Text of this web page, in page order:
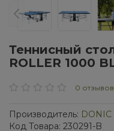
Теннисный
ROLLER 1000
0 отзывов
Производитель: DONIC
Код Товара: 230291-B